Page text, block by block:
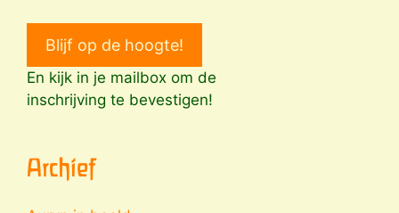
Blijf op de hoogte!
En kijk in je mailbox om de
inschrijving te bevestigen!
Archief